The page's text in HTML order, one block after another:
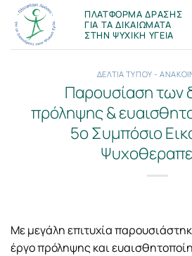
Μετάβαση
στο
περιεχόμενο
ΠΛΑΤΦΟΡΜΑ ΔΡΑΣΗΣ
ΓΙΑ ΤΑ ΔΙΚΑΙΩΜΑΤΑ
ΣΤΗΝ ΨΥΧΙΚΗ ΥΓΕΙΑ
ΔΕΛΤΙΑ ΤΥΠΟΥ -
Παρουσίαση των
πρόληψης &
5ο Συμπόσιο
Με μεγάλη επιτυχία
έργο πρόληψης και